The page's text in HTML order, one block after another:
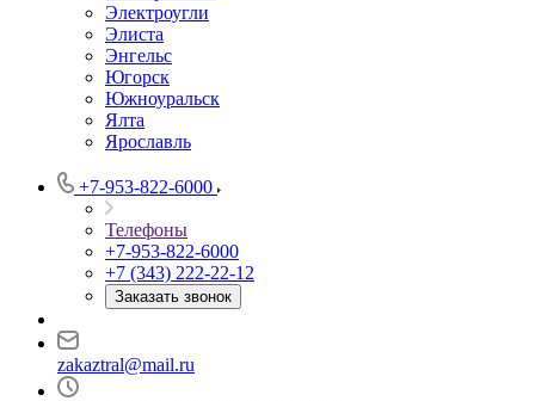
Электроугли
Элиста
Энгельс
Югорск
Южноуральск
Ялта
Ярославль
+7-953-822-6000
Телефоны
+7-953-822-6000
+7 (343) 222-22-12
Заказать звонок
zakaztral@mail.ru